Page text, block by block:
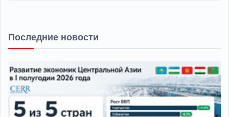
Последние новости